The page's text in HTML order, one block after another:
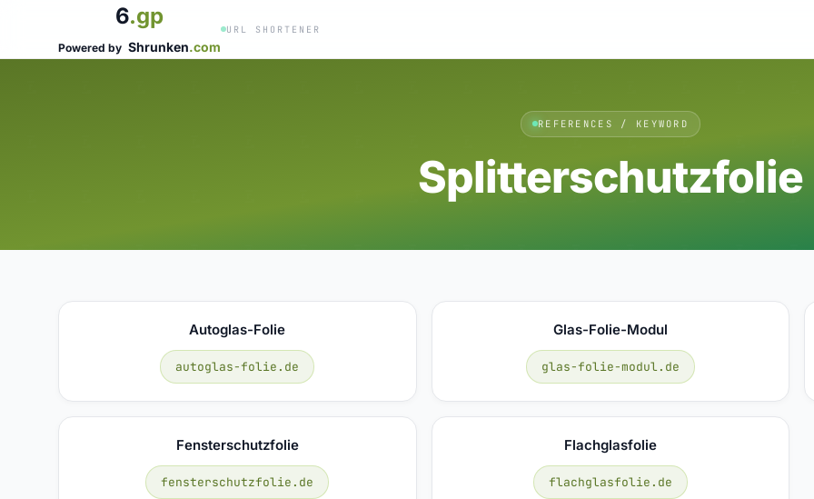
6.gp
Powered by Shrunken.com
URL SHORTENER
REFERENCES / KEYWORD
Splitterschutzfolie
Autoglas-Folie
autoglas-folie.de
Glas-Folie-Modul
glas-folie-modul.de
Fensterschutzfolie
fensterschutzfolie.de
Flachglasfolie
flachglasfolie.de